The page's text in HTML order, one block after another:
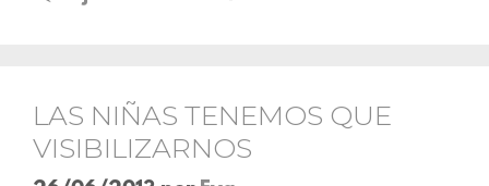
LAS NIÑAS TENEMOS QUE
VISIBILIZARNOS